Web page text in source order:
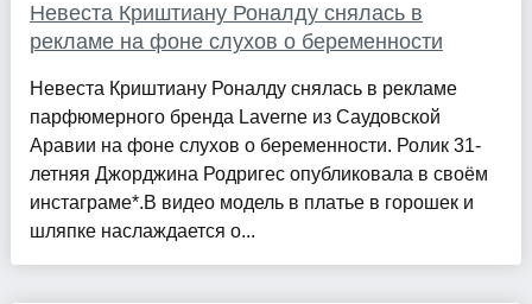
Невеста Криштиану Роналду снялась в
рекламе на фоне слухов о беременности
Невеста Криштиану Роналду снялась в рекламе
парфюмерного бренда Laverne из Саудовской
Аравии на фоне слухов о беременности. Ролик 31-
летняя Джорджина Родригес опубликовала в своём
инстаграме*.В видео модель в платье в горошек и
шляпке наслаждается о...